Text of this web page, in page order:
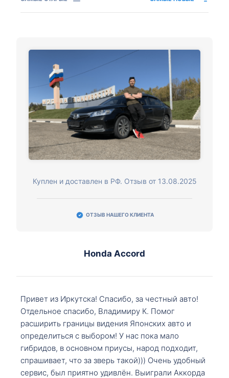
Куплен и доставлен в РФ. Отзыв от 13.08.2025
ОТЗЫВ НАШЕГО КЛИЕНТА
Honda Accord
Привет из Иркутска! Спасибо, за честный авто!
Отдельное спасибо, Владимиру К. Помог
расширить границы видения Японских авто и
определиться с выбором! У нас пока мало
гибридов, в основном приусы, народ подходит,
спрашивает, что за зверь такой))) Очень удобный
сервис, был приятно удивлён. Выиграли Аккорда